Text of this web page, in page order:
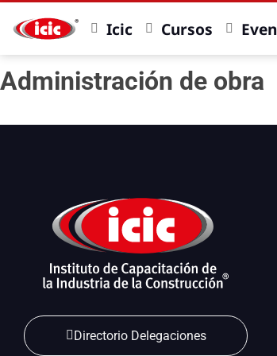
Icic Cursos
Administración de obra
Directorio Delegaciones